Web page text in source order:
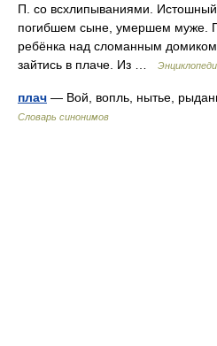
П. со всхлипываниями.
погибшем сыне, умершем муже.
ребёнка над сломанным домиком
зайтись в плаче. Из …
плач — Вой, вопль, нытье,
Словарь синонимов